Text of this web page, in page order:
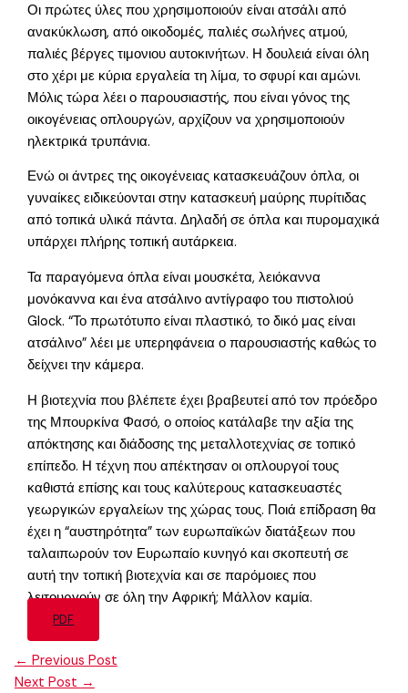
Οι πρώτες ύλες που χρησιμοποιούν είναι ατσάλι από
ανακύκλωση, από οικοδομές, παλιές σωλήνες ατμού,
παλιές βέργες τιμονιου αυτοκινήτων. Η δουλειά είναι όλη
στο χέρι με κύρια εργαλεία τη λίμα, το σφυρί και αμώνι.
Μόλις τώρα λέει ο παρουσιαστής, που είναι γόνος της
οικογένειας οπλουργών, αρχίζουν να χρησιμοποιούν
ηλεκτρικά τρυπάνια.
Ενώ οι άντρες της οικογένειας κατασκευάζουν όπλα, οι
γυναίκες ειδικεύονται στην κατασκευή μαύρης πυρίτιδας
από τοπικά υλικά πάντα. Δηλαδή σε όπλα και πυρομαχικά
υπάρχει πλήρης τοπική αυτάρκεια.
Τα παραγόμενα όπλα είναι μουσκέτα, λειόκαννα
μονόκαννα και ένα ατσάλινο αντίγραφο του πιστολιού
Glock. “Το πρωτότυπο είναι πλαστικό, το δικό μας είναι
ατσάλινο” λέει με υπερηφάνεια ο παρουσιαστής καθώς το
δείχνει την κάμερα.
Η βιοτεχνία που βλέπετε έχει βραβευτεί από τον πρόεδρο
της Μπουρκίνα Φασό, ο οποίος κατάλαβε την αξία της
απόκτησης και διάδοσης της μεταλλοτεχνίας σε τοπικό
επίπεδο. Η τέχνη που απέκτησαν οι οπλουργοί τους
καθιστά επίσης και τους καλύτερους κατασκευαστές
γεωργικών εργαλείων της χώρας τους. Ποιά επίδραση θα
έχει η “αυστηρότητα” των ευρωπαϊκών διατάξεων που
ταλαιπωρούν τον Ευρωπαίο κυνηγό και σκοπευτή σε
αυτή την τοπική βιοτεχνία και σε παρόμοιες που
λειτουργούν σε όλη την Αφρική; Μάλλον καμία.
PDF
← Previous Post
Next Post →